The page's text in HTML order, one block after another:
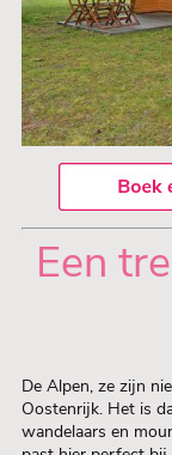
Een
De Alpen, ze zijn
Oostenrijk. Het is
wandelaars en